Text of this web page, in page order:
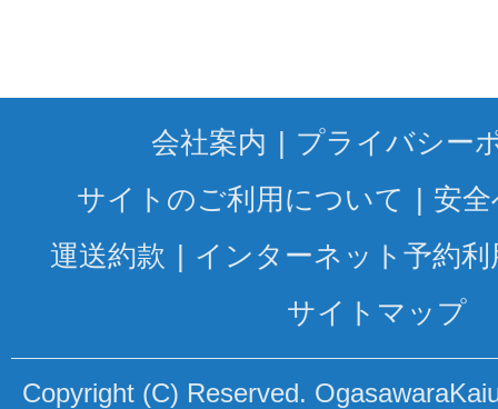
会社案内
プライバシー
サイトのご利用について
安
運送約款
インターネット予約利
サイトマップ
Copyright (C) Reserved.